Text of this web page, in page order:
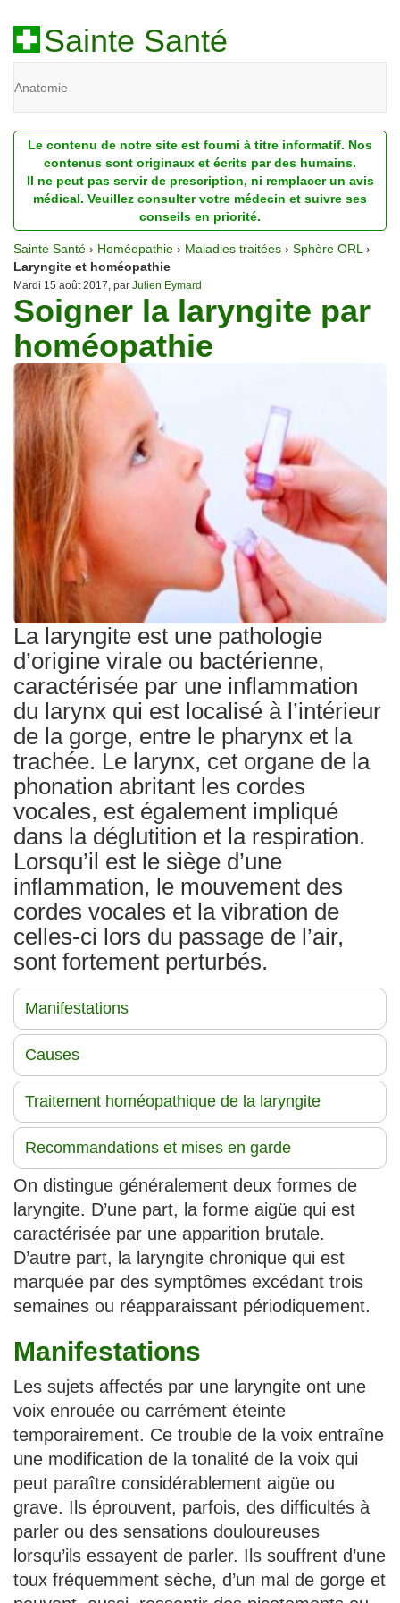
Sainte Santé
Anatomie
Diagnostic
Dossiers
Homéopathie
Nutrition
Pathologie
Psychologie
Recherches
Traitements
Le contenu de notre site est fourni à titre informatif. Nos
contenus sont originaux et écrits par des humains.
Il ne peut pas servir de prescription, ni remplacer un avis
médical. Veuillez consulter votre médecin et suivre ses
conseils en priorité.
Sainte Santé › Homéopathie › Maladies traitées › Sphère ORL ›
Laryngite et homéopathie
Mardi 15 août 2017, par Julien Eymard
Soigner la laryngite par
homéopathie
La laryngite est une pathologie
d’origine virale ou bactérienne,
caractérisée par une inflammation
du larynx qui est localisé à l’intérieur
de la gorge, entre le pharynx et la
trachée. Le larynx, cet organe de la
phonation abritant les cordes
vocales, est également impliqué
dans la déglutition et la respiration.
Lorsqu’il est le siège d’une
inflammation, le mouvement des
cordes vocales et la vibration de
celles-ci lors du passage de l’air,
sont fortement perturbés.
Manifestations
Causes
Traitement homéopathique de la laryngite
Recommandations et mises en garde
On distingue généralement deux formes de
laryngite. D’une part, la forme aigüe qui est
caractérisée par une apparition brutale.
D’autre part, la laryngite chronique qui est
marquée par des symptômes excédant trois
semaines ou réapparaissant périodiquement.
Manifestations
Les sujets affectés par une laryngite ont une
voix enrouée ou carrément éteinte
temporairement. Ce trouble de la voix entraîne
une modification de la tonalité de la voix qui
peut paraître considérablement aigüe ou
grave. Ils éprouvent, parfois, des difficultés à
parler ou des sensations douloureuses
lorsqu’ils essayent de parler. Ils souffrent d’une
toux fréquemment sèche, d’un mal de gorge et